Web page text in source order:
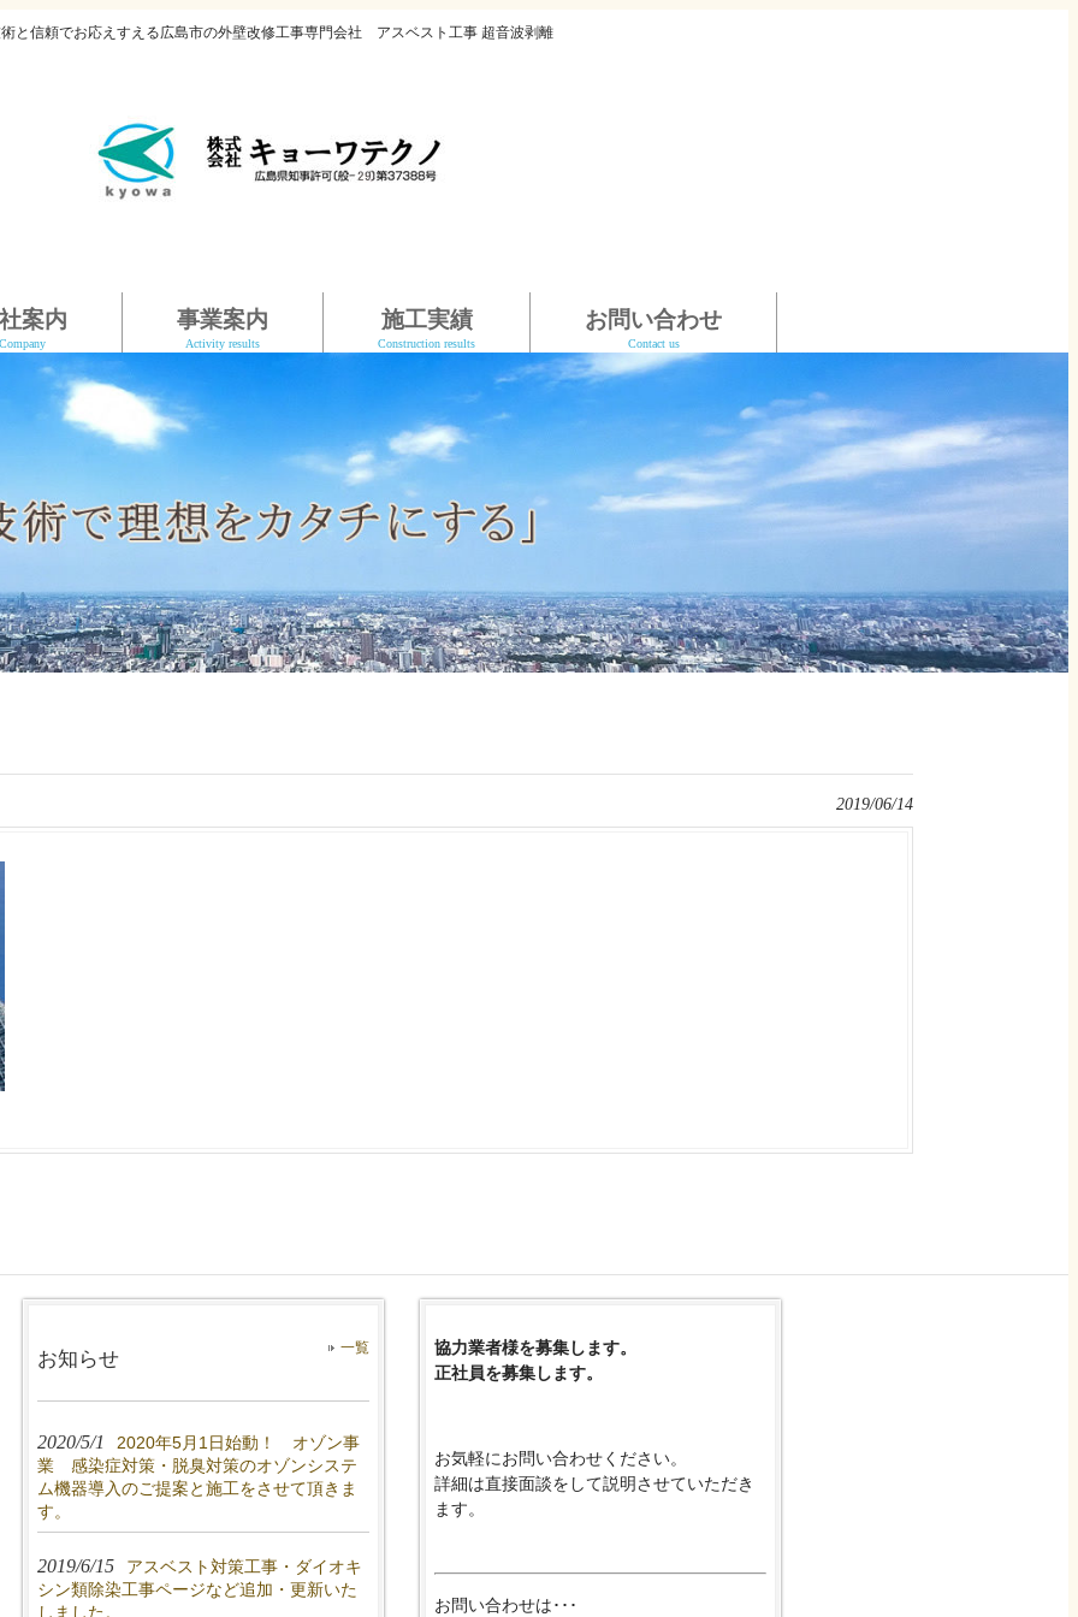
と信頼でお応えすえる広島市の外壁改修工事専門会社 アスベスト工事 超音波剥離
案内 事業案内
Activity results
施工実績
Construction results
お問い合わせ
Contact us
2019/06/14
お知らせ
一覧
2020/5/1
2020年5月1日始動！ オゾン事
業 感染症対策・脱臭対策のオゾンシステ
ム機器導入のご提案と施工をさせて頂きま
す。
2019/6/15
アスベスト対策工事・ダイオキ
シン類除染工事ページなど追加・更新いた
しました。
協力業者様を募集します。
正社員を募集します。
お気軽にお問い合わせください。
詳細は直接面談をして説明させていただき
ます。
お問い合わせは･･･